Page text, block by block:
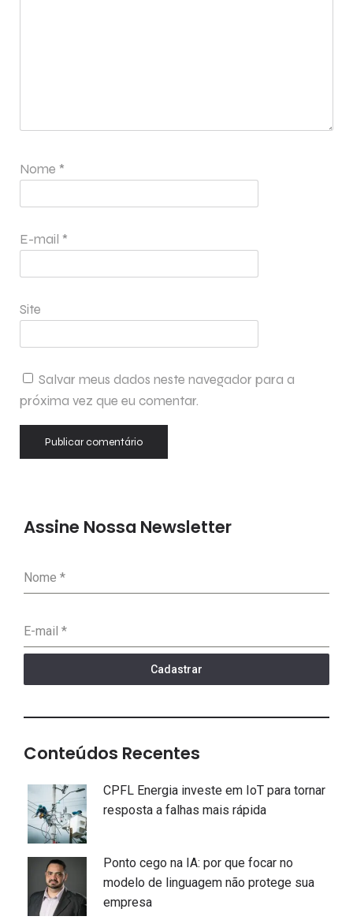
Nome *
E-mail *
Site
Salvar meus dados neste navegador para a
próxima vez que eu comentar.
Assine Nossa Newsletter
Nome *
E-mail *
Cadastrar
Conteúdos Recentes
CPFL Energia investe em IoT para tornar
resposta a falhas mais rápida
Ponto cego na IA: por que focar no
modelo de linguagem não protege sua
empresa